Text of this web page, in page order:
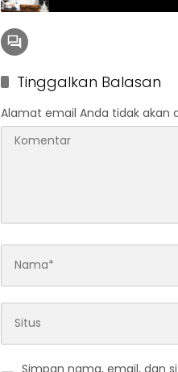
Tinggalkan Balasan
Alamat email Anda tidak akan
Simpan nama, email, dan